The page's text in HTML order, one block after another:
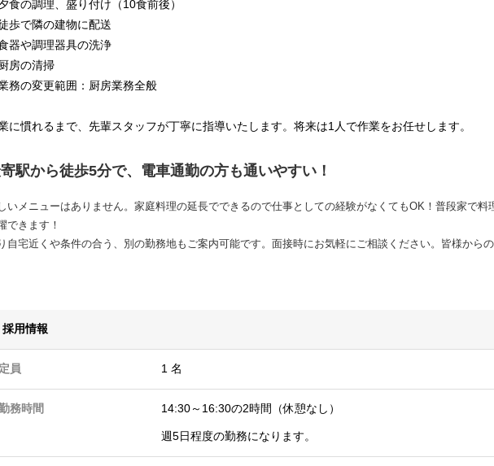
食の調理、盛り付け（10食前後）
歩で隣の建物に配送
器や調理器具の洗浄
房の清掃
務の変更範囲：厨房業務全般
に慣れるまで、先輩スタッフが丁寧に指導いたします。将来は1人で作業をお任せします。
駅から徒歩5分で、電車通勤の方も通いやすい！
いメニューはありません。家庭料理の延長でできるので仕事としての経験がなくてもOK！普段家で料
できます！
自宅近くや条件の合う、別の勤務地もご案内可能です。面接時にお気軽にご相談ください。皆様から
採用情報
定員 1 名
務時間 14:30～16:30の2時間（休憩なし）
週5日程度の勤務になります。